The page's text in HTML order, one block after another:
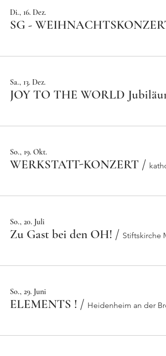
Di., 16. Dez.
SG -
Sa., 13. Dez.
JOY TO THE WORLD
So., 19. Okt.
WERKSTATT-KONZERT /
So., 20. Juli
Zu Gast bei den OH! / Stiftskirche
So., 29. Juni
ELEMENTS ! / Heidenheim an der